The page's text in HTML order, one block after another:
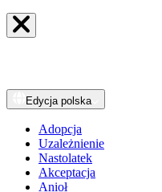
Edycja polska
Adopcja
Uzależnienie
Nastolatek
Akceptacja
Anioł